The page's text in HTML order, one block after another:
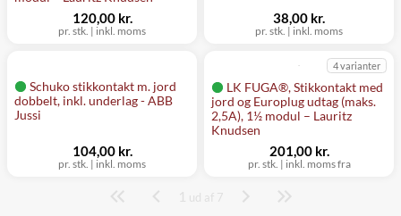
pr. stk. | inkl. moms
120,00 kr.
pr. stk. | inkl. moms
38,00 kr.
Schuko stikkontakt m. jord
dobbelt, inkl. underlag - ABB
Jussi
pr. stk. | inkl. moms
104,00 kr.
LK FUGA®, Stikkontakt med
jord og Europlug udtag (maks.
2,5A), 1½ modul – Lauritz
Knudsen
4 varianter
pr. stk. | inkl. moms fra
201,00 kr.
Side
1 ud af 7